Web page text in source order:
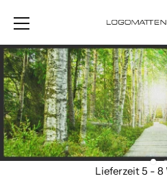
Direkt
zum
Inhalt